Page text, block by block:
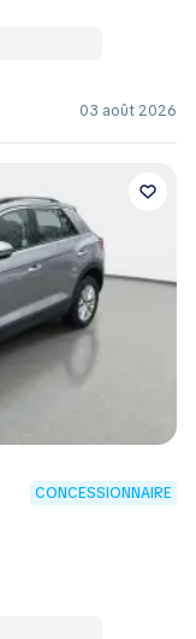
03 août 2026
CONCESSIONNAIRE